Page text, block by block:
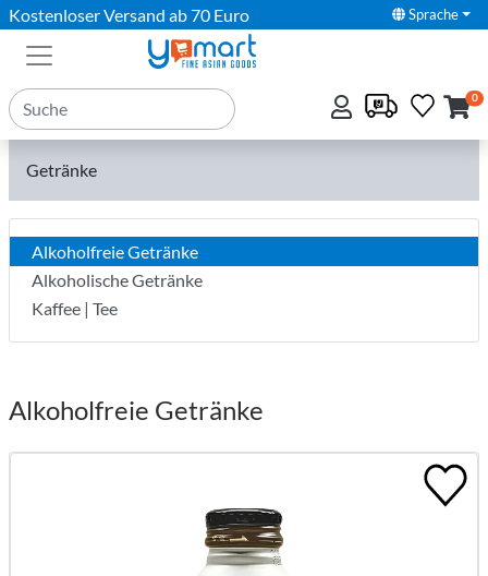
Kostenloser Versand ab 70 Euro Sprache
0
Getränke
Alkoholfreie Getränke
Alkoholische Getränke
Kaffee | Tee
Alkoholfreie Getränke